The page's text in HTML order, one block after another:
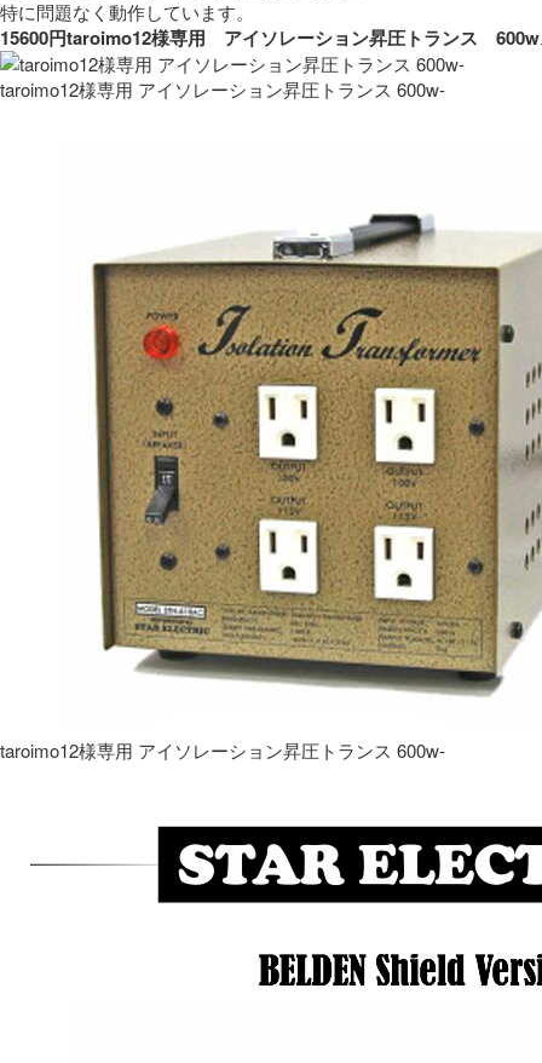
15600円taroimo12様専用　アイソレーション昇圧トランス　
taroimo12様専用 アイソレーション昇圧トランス 600w-
taroimo12様専用 アイソレーション昇圧トランス 600w-